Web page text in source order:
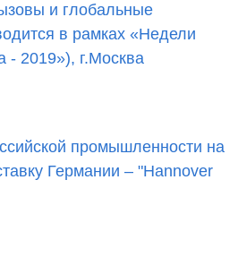
и глобальные
в рамках «Недели
- 2019»), г.Москва
промышленности на
Германии – "Hannover